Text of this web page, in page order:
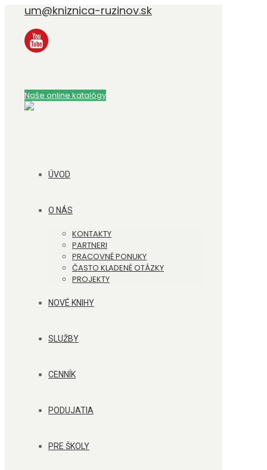
um@kniznica-ruzinov.sk
Naše online katalógy
ÚVOD
O NÁS
KONTAKTY
PARTNERI
PRACOVNÉ PONUKY
ČASTO KLADENÉ OTÁZKY
PROJEKTY
NOVÉ KNIHY
SLUŽBY
CENNÍK
PODUJATIA
PRE ŠKOLY